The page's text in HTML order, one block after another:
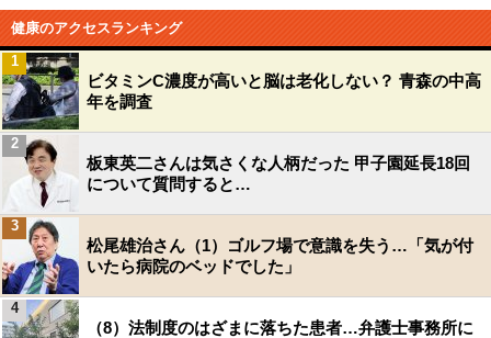
健康のアクセスランキング
ビタミンC濃度が高いと脳は老化しない？ 青森の中高
年を調査
1
板東英二さんは気さくな人柄だった 甲子園延長18回
について質問すると…
2
松尾雄治さん（1）ゴルフ場で意識を失う…「気が付
いたら病院のベッドでした」
3
（8）法制度のはざまに落ちた患者…弁護士事務所に
4